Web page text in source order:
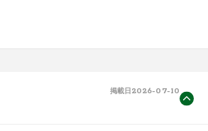
掲載日 2026-07-10